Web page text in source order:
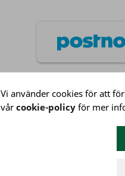
Vi använder cookies för att
vår cookie-policy för mer